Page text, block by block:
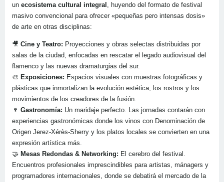
un ecosistema cultural integral
, huyendo del formato de festival
masivo convencional para ofrecer «pequeñas pero intensas dosis»
de arte en otras disciplinas:
🎥 Cine y Teatro: Proyecciones y obras selectas distribuidas por
salas de la ciudad, enfocadas en rescatar el legado audiovisual del
flamenco y las nuevas dramaturgias del sur.
🎨 Exposiciones: Espacios visuales con muestras fotográficas y
plásticas que inmortalizan la evolución estética, los rostros y los
movimientos de los creadores de la fusión.
🍷 Gastronomía: Un maridaje perfecto. Las jornadas contarán con
experiencias gastronómicas donde los vinos con Denominación de
Origen Jerez-Xérès-Sherry y los platos locales se convierten en una
expresión artística más.
🤝 Mesas Redondas & Networking: El cerebro del festival.
Encuentros profesionales imprescindibles para artistas, mánagers y
programadores internacionales, donde se debatirá el mercado de la